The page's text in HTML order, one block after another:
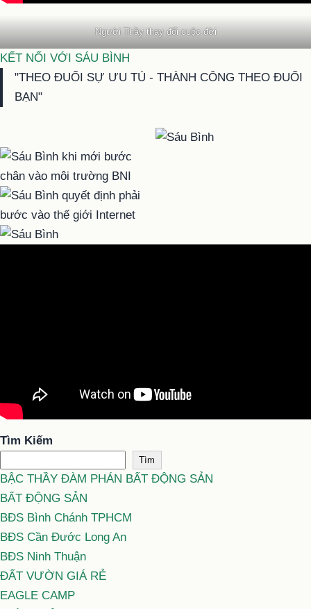
Người Thầy thay đổi cuộc đời
KẾT NỐI VỚI SÁU BÌNH
"THEO ĐUỔI SỰ ƯU TÚ - THÀNH CÔNG THEO ĐUỔI
BẠN"
Tìm Kiếm
Tìm
BẬC THẦY ĐÀM PHÁN BẤT ĐỘNG SẢN
BẤT ĐỘNG SẢN
BĐS Bình Chánh TPHCM
BĐS Cần Đước Long An
BĐS Ninh Thuận
ĐẤT VƯỜN GIÁ RẺ
EAGLE CAMP